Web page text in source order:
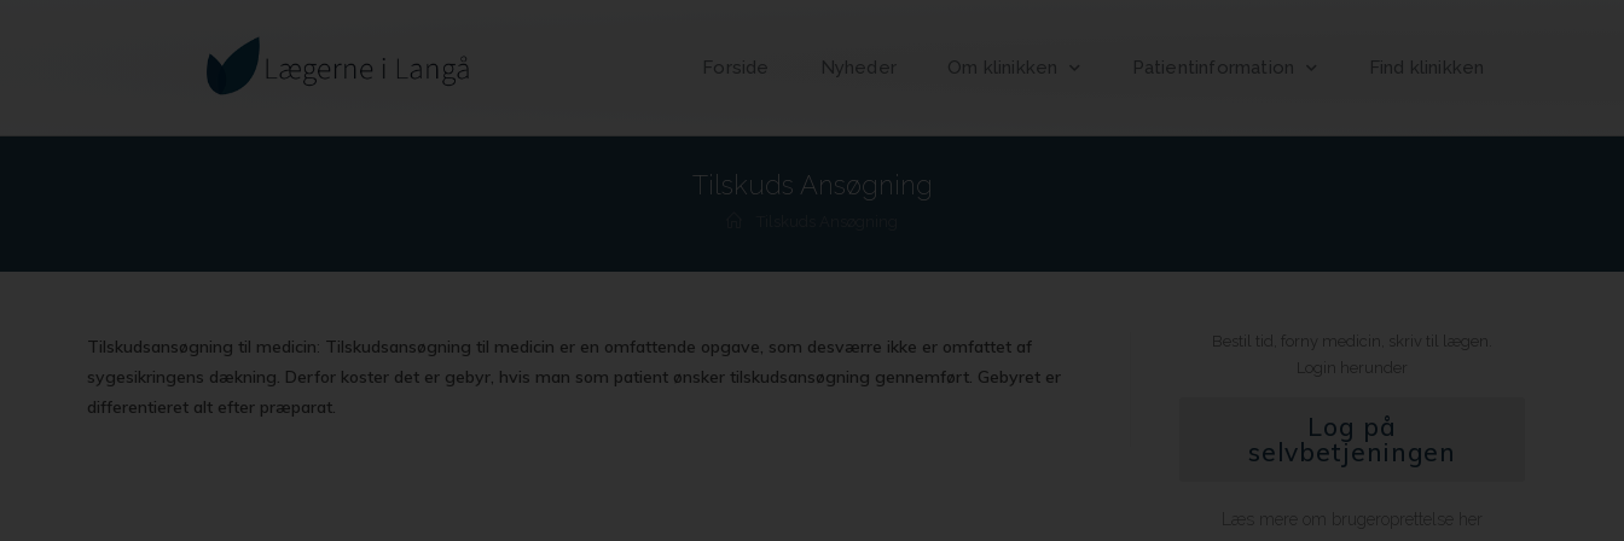
Forside Nyheder Om klinikken Patientinformation Find klinikken
Tilskuds Ansøgning
Tilskudsansøgning til medicin: Tilskudsansøgning til medicin er en omfattende opgave, som desværre ikke er omfattet af
sygesikringens dækning. Derfor koster det er gebyr, hvis man som patient ønsker tilskudsansøgning gennemført. Gebyret er
differentieret alt efter præparat.
Bestil tid, forny medicin, skriv til lægen.
Login herunder
Log på
selvbetjeningen
Læs mere om brugeroprettelse her